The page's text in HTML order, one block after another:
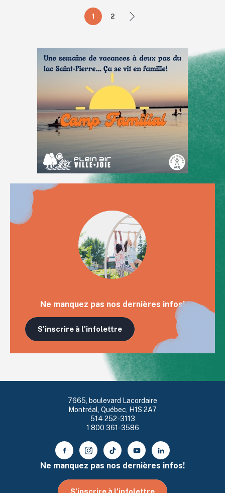
1 2
Ne manquez pas nos dernières infos!
S'inscrire à l'infolettre
Ne manquez pas nos dernières infos!
S'inscrire à l'infolettre
7665, boulevard Lacordaire
Montréal, Québec, H1S 2A7
514 252-3113
1 800 361-3586